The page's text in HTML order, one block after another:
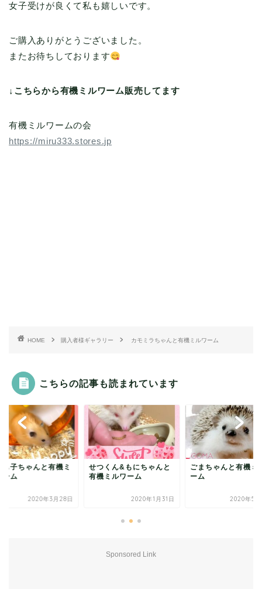
女子受けが良くて私も嬉しいです。
ご購入ありがとうございました。
またお待ちしております
↓こちらから有機ミルワーム販売してます
有機ミルワームの会
https://miru333.stores.jp
HOME 購入者様ギャラリー カモミラちゃんと有機ミルワーム
こちらの記事も読まれています
も子ちゃんと有機ミ
ーム
2020年3月28日
せつくん&もにちゃんと
有機ミルワーム
2020年1月31日
ごまちゃんと有機ミ
ーム
2020年5
Sponsored Link